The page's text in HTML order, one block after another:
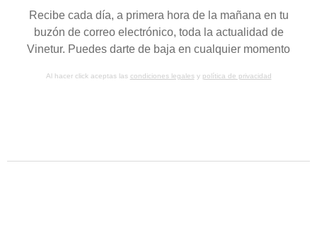
Recibe cada día, a primera hora de la mañana en tu
buzón de correo electrónico, toda la actualidad de
Vinetur. Puedes darte de baja en cualquier momento
Al hacer click aceptas las condiciones legalesy política de privacidad